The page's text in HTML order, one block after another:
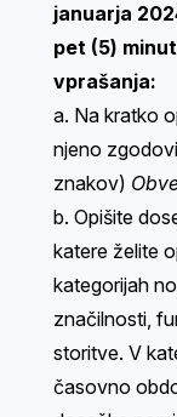
januarja
pet (5)
vprašanja:
a. Na kratko
njeno
znakov)
b. Opišite
katere želite
kategorijah
značilnosti,
storitve. V
časovno